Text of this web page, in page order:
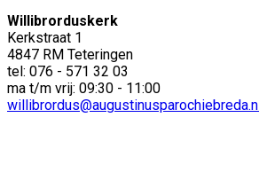
Willibrorduskerk
Kerkstraat 1
4847 RM Teteringen
tel: 076 - 571 32 03
ma t/m vrij: 09:30 - 11:00
willibrordus@augustinusparochiebreda.nl